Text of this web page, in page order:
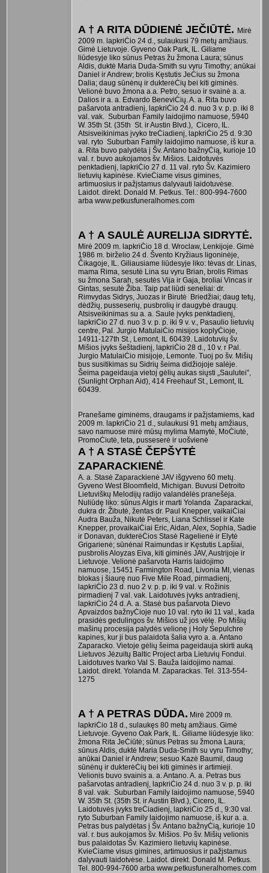
A † A RITA DŪDIENĖ JEČIŪTĖ. Mirė
2009 m. lapkriĊio 24 d., sulaukusi 79 metų amžiaus.
Gimė Lietuvoje. Gyveno Oak Park, IL. Giliame
liūdesyje liko sūnus Petras žu žmona Laura; sūnus
Aldis, duktė Maria Duda-Smith su vyru Timothy; anūkai
Daniel ir Andrew; brolis Kęstutis JeĊius su žmona
Dalia; daug sūnėnų ir dukterėĊių bei kiti giminės.
Velionė buvo žmona a.a. Petro, sesuo ir svainė a. a.
Dalios ir a. a. Edvardo BeneviĊių. A. a. Rita buvo
pašarvota antradienį, lapkriĊio 24 d. nuo 3 v. p. p. iki 8
val. vak. Suburban Family laidojimo namuose, 5940
W. 35th St. (35th St. ir Austin Blvd.), Cicero, IL.
Atsisveikinimas įvyko treĊiadienį, lapkriĊio 25 d. 9:30
val. ryto Suburban Family laidojimo namuose, iš kur a.
a. Rita buvo palydėta į Šv. Antano bažnyĊią, kurioje 10
val. r. buvo aukojamos šv. Mišios. Laidotuvės
penktadienį, lapkriĊio 27 d. 11 val. ryto Šv. Kazimiero
lietuvių kapinėse. KvieĊiame visus gimines,
artimuosius ir pažįstamus dalyvauti laidotuvėse.
Laidot. direkt. Donald M. Petkus. Tel.: 800-994-7600
arba www.petkusfuneralhomes.com
A † A SAULĖ AURELIJA SIDRYTĖ.
Mirė 2009 m. lapkriĊio 18 d. Wroclaw, Lenkijoje. Gimė
1986 m. birželio 24 d. Švento Kryžiaus ligoninėje,
Čikagoje, IL. Giliausiame liūdesyje liko: tėvas dr. Linas,
mama Rima, sesutė Lina su vyru Brian, brolis Rimas
su žmona Sarah, sesutės Vija ir Gaja, broliai Vincas ir
Gintas, sesutė Žiba. Taip pat liūdi seneliai: dr.
Rimvydas Sidrys, Juozas ir Birutė Briedžiai; daug tetų,
dėdžių, pusseserių, pusbrolių ir daugybė draugų.
Atsisveikinimas su a. a. Saule įvyks penktadienį,
lapkriĊio 27 d. nuo 3 v. p. p. iki 9 v. v., Pasaulio lietuvių
centre, Pal. Jurgio MatulaiĊio misijos koplyĊioje,
14911-127th St., Lemont, IL 60439. Laidotuvių šv.
Mišios įvyks šeštadienį, lapkriĊio 28 d., 10 v. r Pal.
Jurgio MatulaiĊio misijoje, Lemonte. Tuoj po šv. Mišių
bus susitikimas su Sidrių šeima didžiojoje salėje.
Šeima pageidauja vietoj gėlių aukas siųsti „Saulutei”,
(Sunlight Orphan Aid), 414 Freehauf St., Lemont, IL
60439.
Pranešame giminėms, draugams ir pažįstamiems, kad
2009 m. lapkriĊio 21 d., sulaukusi 91 metų amžiaus,
savo namuose mirė mūsų mylima Mamytė, MoĊiutė,
PromoĊiutė, teta, pusseserė ir uošvienė
A † A STASĖ ČEPŠYTĖ
ZAPARACKIENĖ.
A. a. Stasė Zaparackienė JAV išgyveno 60 metų.
Gyveno West Bloomfield, Michigan. Buvusi Detroito
Lietuviškų Melodijų radijo valandėlės pranešėja.
Nuliūdę liko: sūnus Algis ir marti Yolanda Zaparackai,
dukra dr. Žibutė, žentas dr. Paul Knepper, vaikaiĊiai
Audra Bauža, Nikutė Peters, Liana Schlissel ir Kate
Knepper, provaikaiĊiai Eric, Aidan, Alex, Sophia, Sadie
ir Donavan, dukterėĊios Stasė Ragelienė ir Elytė
Grigarienė; sūnėnai Raimundas ir Kęstutis Lapšiai,
pusbrolis Aloyzas Eiva, kiti giminės JAV, Austrijoje ir
Lietuvoje. Velionė pašarvota Harris laidojimo
namuose, 15451 Farmington Road, Livonia MI, vienas
blokas į šiaurę nuo Five Mile Road, pirmadienį,
lapkriĊio 23 d. nuo 2 v. p. p. iki 9 val. v. Rožinis
pirmadienį 7 val. vak. Laidotuvės įvyks antradienį,
lapkriĊio 24 d. A. a. Stasė bus pašarvota Dievo
Apvaizdos bažnyĊioje nuo 10 val. ryto iki 11 val., kada
prasidės gedulingos šv. Mišios už jos vėlę. Po Mišių
mašinų procesija palydės velionę į Holy Sepulchre
kapines, kur ji bus palaidota šalia vyro a. a. Antano
Zaparacko. Vietoje gėlių šeima pageidauja skirti auką
Lietuvos Jėzuitų Baltic Project arba Lietuvių Fondui.
Laidotuves tvarko Val S. Bauža laidojimo namai.
Laidot. direkt. Yolanda M. Zaparackas. Tel. 313-554-
1275
A † A PETRAS DŪDA. Mirė 2009 m.
lapkriĊio 18 d., sulaukęs 80 metų amžiaus. Gimė
Lietuvoje. Gyveno Oak Park, IL. Giliame liūdesyje liko:
žmona Rita JeĊiūtė; sūnus Petras su žmona Laura;
sūnus Aldis, duktė Maria Duda-Smith su vyru Timothy;
anūkai Daniel ir Andrew; sesuo Kazė Baumil, daug
sūnėnų ir dukterėĊių bei kiti giminės ir artimieji.
Velionis buvo svainis a. a. Antano. A. a. Petras bus
pašarvotas antradienį, lapkriĊio 24 d. nuo 3 v. p. p. iki
8 val. vak. Suburban Family laidojimo namuose, 5940
W. 35th St. (35th St. ir Austin Blvd.), Cicero, IL.
Laidotuvės įvyks treĊiadienį, lapkriĊio 25 d., 9:30 val.
ryto Suburban Family laidojimo namuose, iš kur a. a.
Petras bus palydėtas į Šv. Antano bažnyĊią, kurioje 10
val. r. bus aukojamos šv. Mišios. Po šv. Mišių velionis
bus palaidotas Šv. Kazimiero lietuvių kapinėse.
KvieĊiame visus gimines, artimuosius ir pažįstamus
dalyvauti laidotvėse. Laidot. direkt. Donald M. Petkus.
Tel. 800-994-7600 arba www.petkusfuneralhomes.com